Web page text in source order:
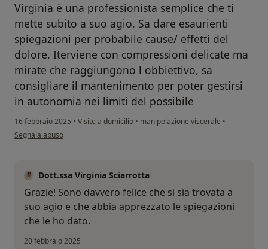
Virginia è una professionista semplice che ti
mette subito a suo agio. Sa dare esaurienti
spiegazioni per probabile cause/ effetti del
dolore. Iterviene con compressioni delicate ma
mirate che raggiungono l obbiettivo, sa
consigliare il mantenimento per poter gestirsi
in autonomia nei limiti del possibile
16 febbraio 2025 • Visite a domicilio • manipolazione viscerale •
secondo l'opinione dell'utente M.C.
Segnala abuso
Dott.ssa Virginia Sciarrotta
Grazie! Sono davvero felice che si sia trovata a
suo agio e che abbia apprezzato le spiegazioni
che le ho dato.
20 febbraio 2025